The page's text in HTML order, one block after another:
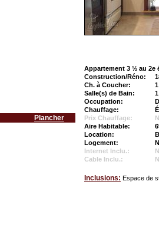
Plancher
Appartement 3 ½ au 2e
Construction/Réno:
Ch. à Coucher:
1
Salle(s) de Bain:
1
Occupation:
Chauffage:
Prix Chauffage:
Aire Habitable:
Location:
Logement:
Internet Inclu.:
Cable Inclu.:
Inclusions: Espace de